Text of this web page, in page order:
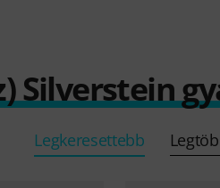
Silverstein
Legkeresettebb